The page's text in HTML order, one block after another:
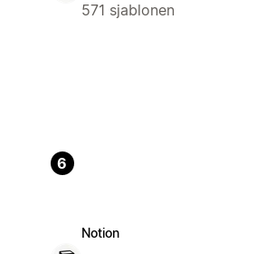
571 sjablonen
6
Notion